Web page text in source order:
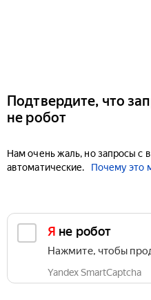
Подтвердите, что
не робот
Нам очень жаль, но запросы с
автоматические.
Почему это
Я не робот
Нажмите, чтобы
Yandex SmartCaptcha